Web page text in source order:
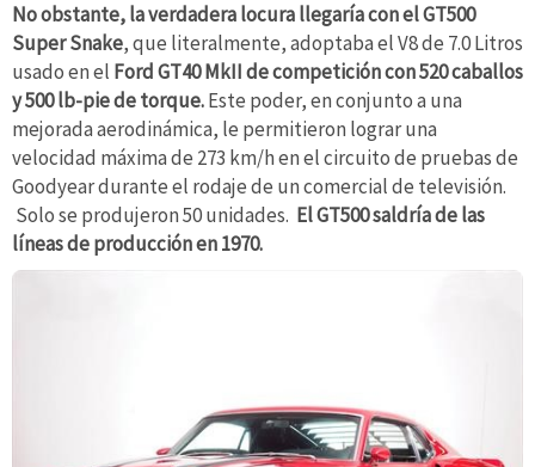
No obstante, la verdadera locura llegaría con el GT500
Super Snake, que literalmente, adoptaba el V8 de 7.0 Litros
usado en el Ford GT40 MkII de competición con 520 caballos
y 500 lb-pie de torque.Este poder, en conjunto a una
mejorada aerodinámica, le permitieron lograr una
velocidad máxima de 273 km/h en el circuito de pruebas de
Goodyear durante el rodaje de un comercial de televisión.
Solo se produjeron 50 unidades. El GT500 saldría de las
líneas de producción en 1970.